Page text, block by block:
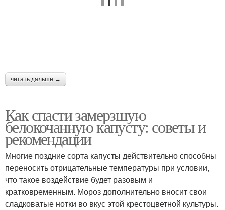
Капуста перед
Тушеная капуста
Фиолетовая капуста Краснокочанная капуста
читать дальше →
Как спасти замерзшую
белокочанную капусту: советы и
рекомендации
Многие поздние сорта капусты действительно способны
переносить отрицательные температуры при условии,
что такое воздействие будет разовым и
кратковременным. Мороз дополнительно вносит свои
сладковатые нотки во вкус этой крестоцветной культуры.